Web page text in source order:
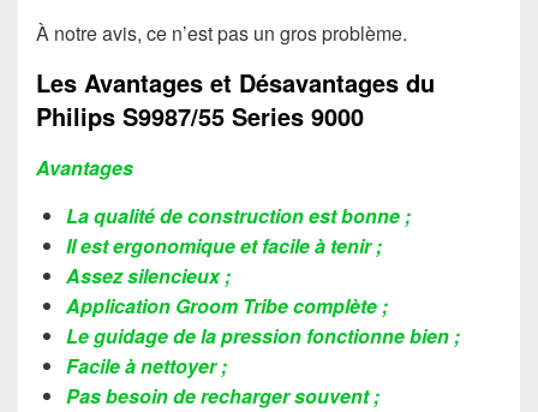
À notre avis, ce n’est pas un gros problème.
Les Avantages et Désavantages du
Philips S9987/55 Series 9000
Avantages
La qualité de construction est bonne ;
Il est ergonomique et facile à tenir ;
Assez silencieux ;
Application Groom Tribe complète ;
Le guidage de la pression fonctionne bien ;
Facile à nettoyer ;
Pas besoin de recharger souvent ;